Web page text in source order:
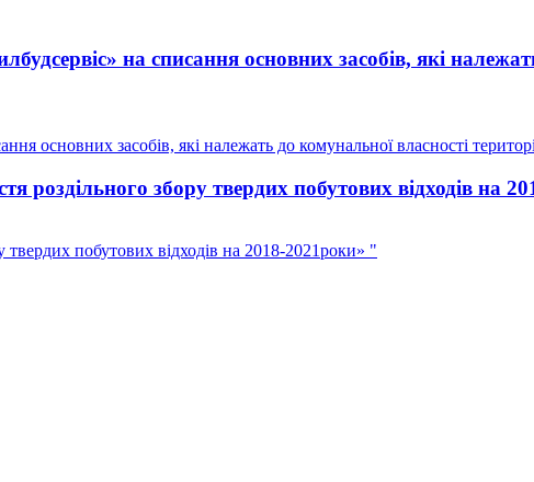
на списання основних засобів, які
засобів, які належать до комунальної власності
збору твердих побутових відходів на
побутових відходів на 2018-2021роки» "